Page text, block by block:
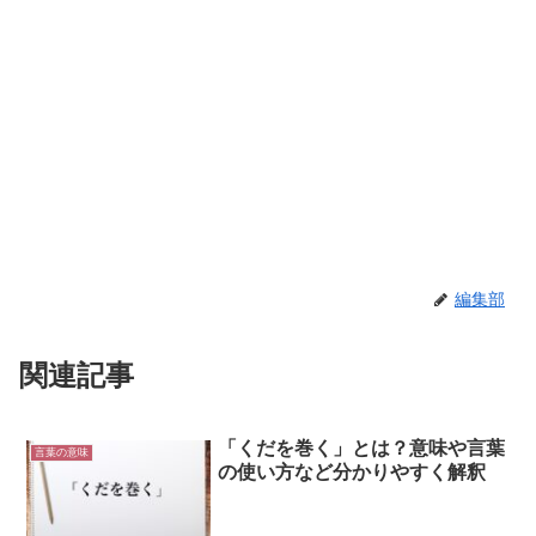
編集部
関連記事
言葉の意味
「くだを巻く」とは？意味や言葉
の使い方など分かりやすく解釈